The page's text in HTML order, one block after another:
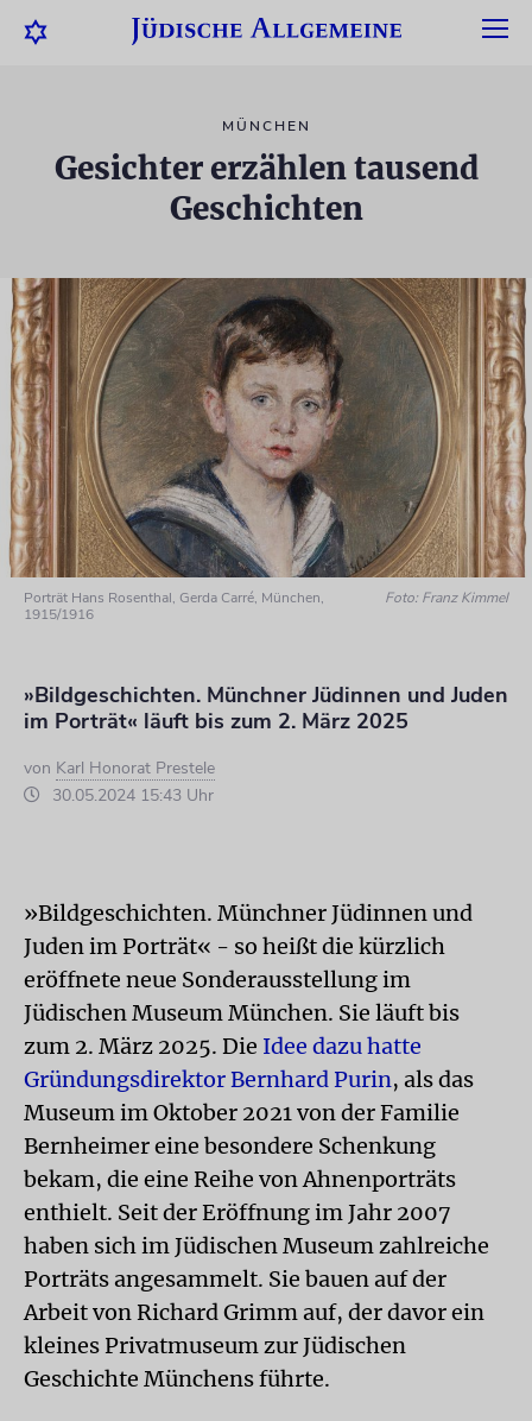
MÜNCHEN
Gesichter erzählen tausend
Geschichten
Porträt Hans Rosenthal, Gerda Carré, München,
1915/1916
Foto: Franz Kimmel
»Bildgeschichten. Münchner Jüdinnen und Juden
im Porträt« läuft bis zum 2. März 2025
von Karl Honorat Prestele
30.05.2024 15:43 Uhr
»Bildgeschichten. Münchner Jüdinnen und
Juden im Porträt« - so heißt die kürzlich
eröffnete neue Sonderausstellung im
Jüdischen Museum München. Sie läuft bis
zum 2. März 2025. Die Idee dazu hatte
Gründungsdirektor Bernhard Purin, als das
Museum im Oktober 2021 von der Familie
Bernheimer eine besondere Schenkung
bekam, die eine Reihe von Ahnenporträts
enthielt. Seit der Eröffnung im Jahr 2007
haben sich im Jüdischen Museum zahlreiche
Porträts angesammelt. Sie bauen auf der
Arbeit von Richard Grimm auf, der davor ein
kleines Privatmuseum zur Jüdischen
Geschichte Münchens führte.